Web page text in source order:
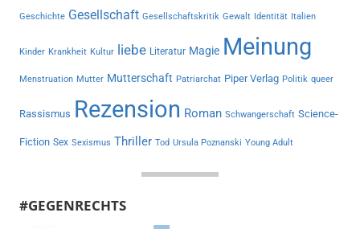
Geschichte Gesellschaft Gesellschaftskritik Gewalt Identität Italien
Kinder Krankheit Kultur liebe Literatur Magie Meinung
Menstruation Mutter Mutterschaft Patriarchat Piper Verlag Politik queer
Rassismus Rezension Roman Schwangerschaft Science-
Fiction Sex Sexismus Thriller Tod Ursula Poznanski Young Adult
#GEGENRECHTS